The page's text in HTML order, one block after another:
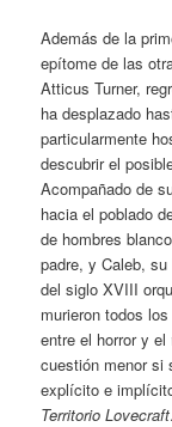
Además de la
epítome de las
Atticus Turner,
ha desplazado
particularmente
descubrir el
Acompañado de
hacia el poblado
de hombres
padre, y Caleb,
del siglo XVIII
murieron todos
entre el horror y el
cuestión menor si
explícito e
Territorio Lovecraft